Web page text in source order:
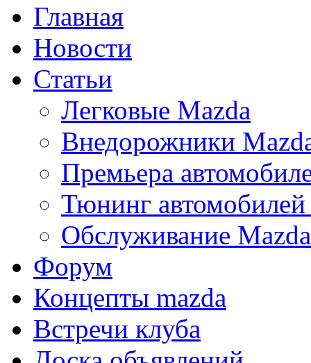
Главная
Новости
Статьи
Легковые Mazda
Внедорожники
Премьера
Тюнинг
Обслуживание Mazda
Форум
Концепты mazda
Встречи клуба